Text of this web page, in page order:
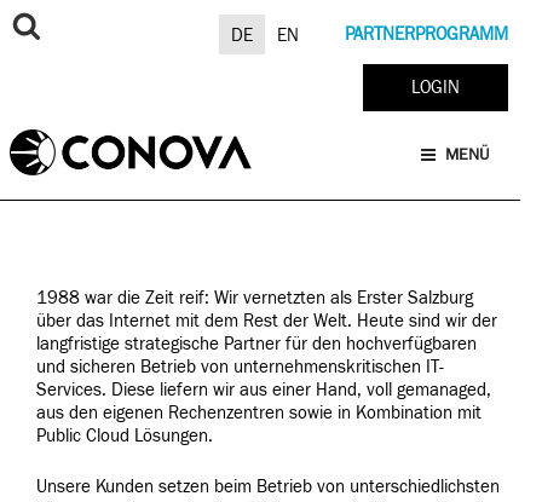
Zum
Inhalt
DE EN PARTNERPROGRAMM
LOGIN
MENÜ
1988 war die Zeit reif: Wir vernetzten als Erster Salzburg
über das Internet mit dem Rest der Welt. Heute sind wir der
langfristige strategische Partner für den hochverfügbaren
und sicheren Betrieb von unternehmens­kritischen IT-
Services. Diese liefern wir aus einer Hand, voll gemanaged,
aus den eigenen Rechenzentren sowie in Kombination mit
Public Cloud Lösungen.
Unsere Kunden setzen beim Betrieb von unterschiedlichsten